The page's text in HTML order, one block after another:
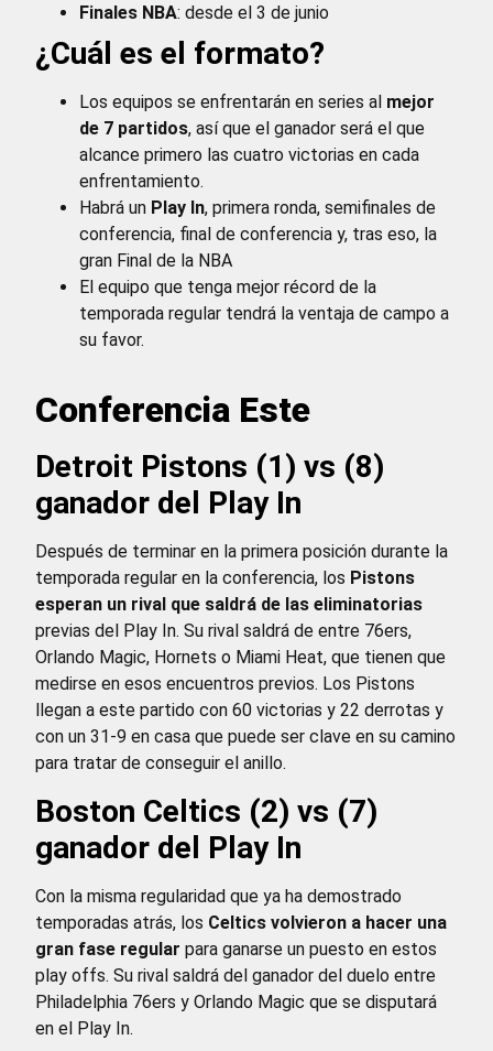
Finales NBA: desde el 3 de junio
¿Cuál es el formato?
Los equipos se enfrentarán en series al mejor
de 7 partidos, así que el ganador será el que
alcance primero las cuatro victorias en cada
enfrentamiento.
Habrá un Play In, primera ronda, semifinales de
conferencia, final de conferencia y, tras eso, la
gran Final de la NBA
El equipo que tenga mejor récord de la
temporada regular tendrá la ventaja de campo a
su favor.
Conferencia Este
Detroit Pistons (1) vs (8)
ganador del Play In
Después de terminar en la primera posición durante la
temporada regular en la conferencia, los Pistons
esperan un rival que saldrá de las eliminatorias
previas del Play In. Su rival saldrá de entre 76ers,
Orlando Magic, Hornets o Miami Heat, que tienen que
medirse en esos encuentros previos. Los Pistons
llegan a este partido con 60 victorias y 22 derrotas y
con un 31-9 en casa que puede ser clave en su camino
para tratar de conseguir el anillo.
Boston Celtics (2) vs (7)
ganador del Play In
Con la misma regularidad que ya ha demostrado
temporadas atrás, los Celtics volvieron a hacer una
gran fase regular para ganarse un puesto en estos
play offs. Su rival saldrá del ganador del duelo entre
Philadelphia 76ers y Orlando Magic que se disputará
en el Play In.